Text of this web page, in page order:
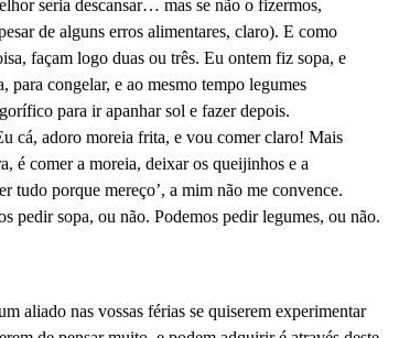
seria descansar… mas se não o fizermos,
de alguns erros alimentares, claro). E como
façam logo duas ou três. Eu ontem fiz sopa, e
para congelar, e ao mesmo tempo legumes
para ir apanhar sol e fazer depois.
cá, adoro moreia frita, e vou comer claro! Mais
é comer a moreia, deixar os queijinhos e a
tudo porque mereço’, a mim não me convence.
pedir sopa, ou não. Podemos pedir legumes, ou não.
aliado nas vossas férias se quiserem experimentar